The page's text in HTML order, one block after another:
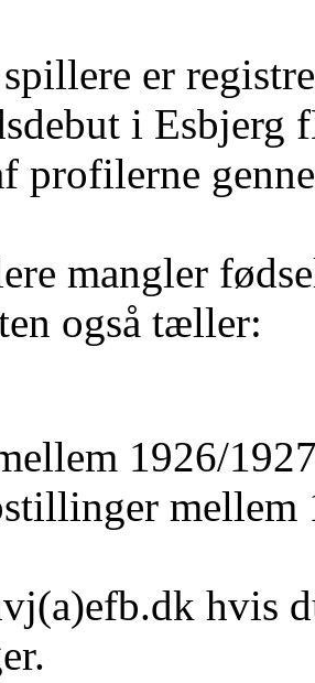
er
i Esbjerg
profilerne
mangler
også tæller:
1926/
mellem
hvis